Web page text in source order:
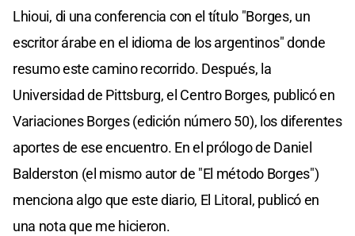
Lhioui, di una conferencia con el título "Borges, un
escritor árabe en el idioma de los argentinos" donde
resumo este camino recorrido. Después, la
Universidad de Pittsburg, el Centro Borges, publicó en
Variaciones Borges (edición número 50), los diferentes
aportes de ese encuentro. En el prólogo de Daniel
Balderston (el mismo autor de "El método Borges")
menciona algo que este diario, El Litoral, publicó en
una nota que me hicieron.